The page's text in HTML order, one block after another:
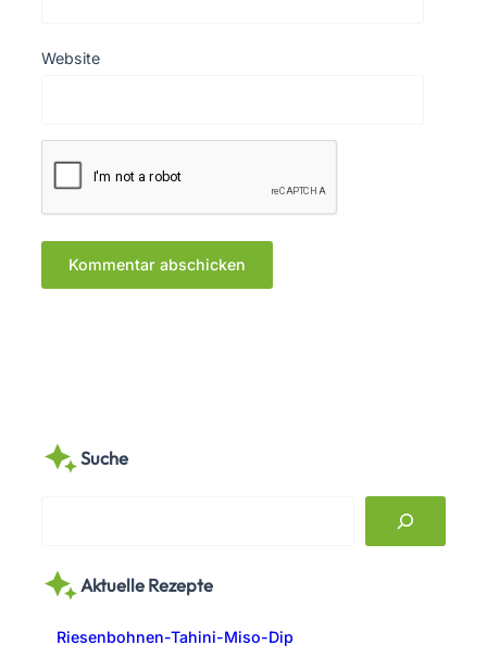
Website
Suche
r
Aktuelle Rezepte
Riesenbohnen-Tahini-Miso-Dip